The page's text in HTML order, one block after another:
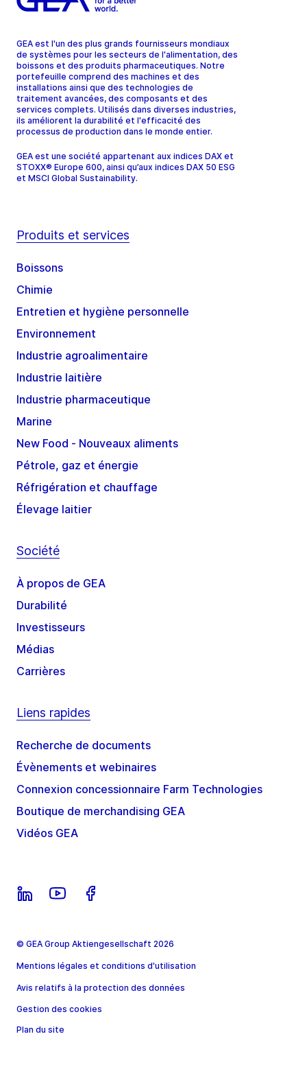
GEA est l'un des plus grands fournisseurs mondiaux
de systèmes pour les secteurs de l'alimentation, des
boissons et des produits pharmaceutiques. Notre
portefeuille comprend des machines et des
installations ainsi que des technologies de
traitement avancées, des composants et des
services complets. Utilisés dans diverses industries,
ils améliorent la durabilité et l'efficacité des
processus de production dans le monde entier.
GEA est une société appartenant aux indices DAX et
STOXX® Europe 600, ainsi qu’aux indices DAX 50 ESG
et MSCI Global Sustainability.
Produits et services
Boissons
Chimie
Entretien et hygiène personnelle
Environnement
Industrie agroalimentaire
Industrie laitière
Industrie pharmaceutique
Marine
New Food - Nouveaux aliments
Pétrole, gaz et énergie
Réfrigération et chauffage
Élevage laitier
Société
À propos de GEA
Durabilité
Investisseurs
Médias
Carrières
Liens rapides
Recherche de documents
Évènements et webinaires
Connexion concessionnaire Farm Technologies
Boutique de merchandising GEA
Vidéos GEA
© GEA Group Aktiengesellschaft 2026
Mentions légales et conditions d'utilisation
Avis relatifs à la protection des données
Gestion des cookies
Plan du site